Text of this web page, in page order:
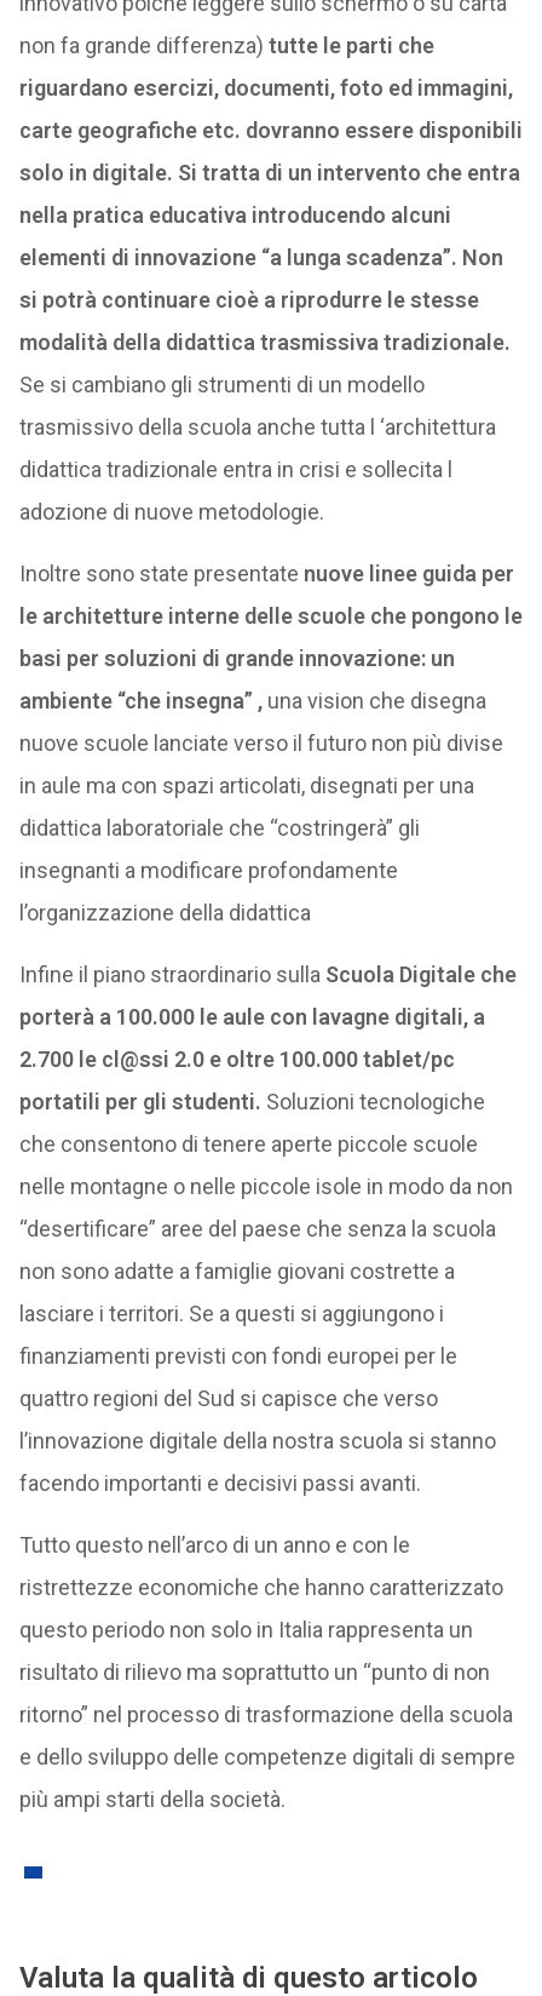
non fa grande differenza) tutte le parti che
riguardano esercizi, documenti, foto ed immagini,
carte geografiche etc. dovranno essere disponibili
solo in digitale. Si tratta di un intervento che entra
nella pratica educativa introducendo alcuni
elementi di innovazione “a lunga scadenza”. Non
si potrà continuare cioè a riprodurre le stesse
modalità della didattica trasmissiva tradizionale.
Se si cambiano gli strumenti di un modello
trasmissivo della scuola anche tutta l ‘architettura
didattica tradizionale entra in crisi e sollecita l
adozione di nuove metodologie.
Inoltre sono state presentate nuove linee guida per
le architetture interne delle scuole che pongono le
basi per soluzioni di grande innovazione: un
ambiente “che insegna” ,una vision che disegna
nuove scuole lanciate verso il futuro non più divise
in aule ma con spazi articolati, disegnati per una
didattica laboratoriale che “costringerà” gli
insegnanti a modificare profondamente
l’organizzazione della didattica
Infine il piano straordinario sulla Scuola Digitale che
porterà a 100.000 le aule con lavagne digitali, a
2.700 le cl@ssi 2.0 e oltre 100.000 tablet/pc
portatili per gli studenti. Soluzioni tecnologiche
che consentono di tenere aperte piccole scuole
nelle montagne o nelle piccole isole in modo da non
“desertificare” aree del paese che senza la scuola
non sono adatte a famiglie giovani costrette a
lasciare i territori. Se a questi si aggiungono i
finanziamenti previsti con fondi europei per le
quattro regioni del Sud si capisce che verso
l’innovazione digitale della nostra scuola si stanno
facendo importanti e decisivi passi avanti.
Tutto questo nell’arco di un anno e con le
ristrettezze economiche che hanno caratterizzato
questo periodo non solo in Italia rappresenta un
risultato di rilievo ma soprattutto un “punto di non
ritorno” nel processo di trasformazione della scuola
e dello sviluppo delle competenze digitali di sempre
più ampi starti della società.
Valuta la qualità di questo articolo